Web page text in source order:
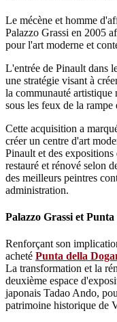
Le mécène et homme
Palazzo Grassi en 2005
pour l'art moderne et
L'entrée de Pinault dans
une stratégie visant à
la communauté artistique
sous les feux de la
Cette acquisition a
créer un centre d'art
Pinault et des expositions
restauré et rénové selon
des meilleurs peintres
administration.
Palazzo Grassi et
Renforçant son
acheté Punta della
La transformation et la
deuxième espace
japonais Tadao Ando,
patrimoine historique de